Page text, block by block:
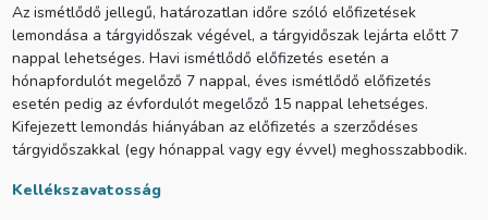
Az ismétlődő jellegű, határozatlan időre szóló előfizetések
lemondása a tárgyidőszak végével, a tárgyidőszak lejárta előtt 7
nappal lehetséges. Havi ismétlődő előfizetés esetén a
hónapfordulót megelőző 7 nappal, éves ismétlődő előfizetés
esetén pedig az évfordulót megelőző 15 nappal lehetséges.
Kifejezett lemondás hiányában az előfizetés a szerződéses
tárgyidőszakkal (egy hónappal vagy egy évvel) meghosszabbodik.
Kellékszavatosság